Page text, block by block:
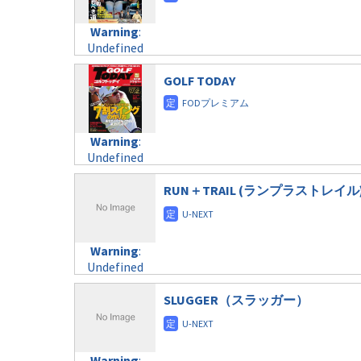
child/post-
formats/format-
taxmagazine.php
on line43
Warning:
Undefined
variable
$post_id in
/home/c4607168/public_html/osusume-
doga.com/wp-
content/themes/soledad-
child/post-
formats/format-
taxmagazine.php
on line34
content/themes/soledad-
child/post-
formats/format-
taxmagazine.php
on line31
Warning:
Undefined
variable
$post_id in
/home/c4607168/public_html/osusume-
content/themes/soledad-
formats/format-
taxmagazine.php
on line34
Warning:
Undefined
variable
$post_id in
/home/c4607168/public_html/osusume-
doga.com/wp-
content/themes/soledad-
child/post-
formats/format-
taxmagazine.php
variable
$post_id in
content/themes/soledad-
formats/format-
Warning:
Undefined
variable
/home/c4607168/public_html/osusume-
child/post-
formats/format-
taxmagazine.php
GOLF TODAY
Warning:
Undefined
variable
/home/c4607168/public_html/osusume-
RUN＋TRAIL (ランプラストレイ
SLUGGER（スラッガー）